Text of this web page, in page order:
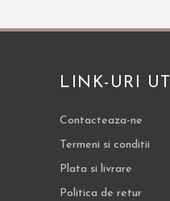
LINK-URI
Contacteaza-ne
Termeni si conditii
Plata si livrare
Politica de retur